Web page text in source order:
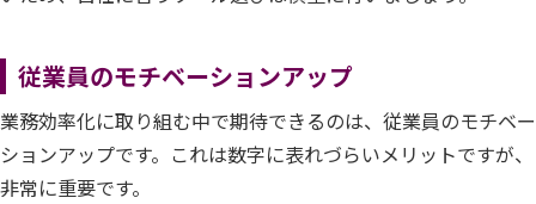
従業員のモチベーションアップ
業務効率化に取り組む中で期待できるのは、従業員のモチベー
ションアップです。これは数字に表れづらいメリットですが、
非常に重要です。